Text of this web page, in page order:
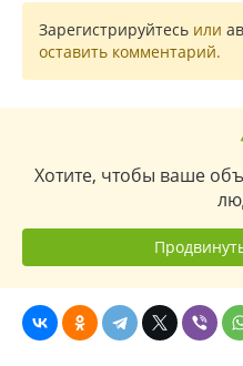
Зарегистрируйтесь или
оставить комментарий.
Хотите, чтобы ваше